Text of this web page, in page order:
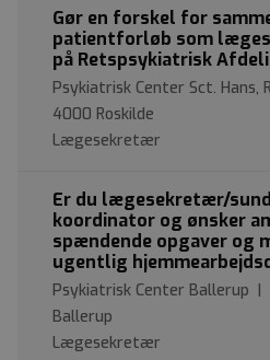
Gør en forskel for
patientforløb som
på Retspsykiatrisk
Psykiatrisk Center Sct. Hans,
4000 Roskilde
Lægesekretær
Er du lægesekretær/
koordinator og ønsker
spændende opgaver og
ugentlig
Psykiatrisk Center Ballerup
Ballerup
Lægesekretær